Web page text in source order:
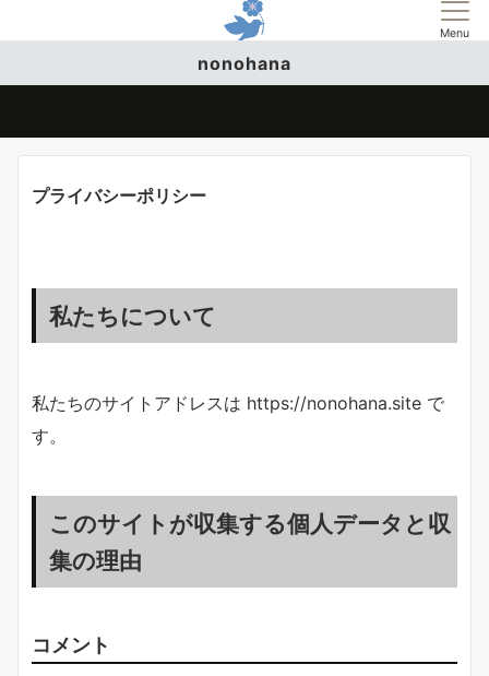
Menu
nonohana
プライバシーポリシー
私たちについて
私たちのサイトアドレスは https://nonohana.site で
す。
このサイトが収集する個人データと収
集の理由
コメント